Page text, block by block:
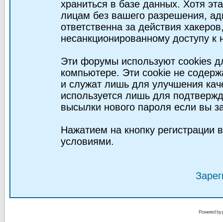
храниться в базе данных. Хотя
лицам без вашего разрешения,
ответственна за действия
несанкционированному доступу к
Эти форумы используют cookies
компьютере. Эти cookie не
и служат лишь для улучшения
используется лишь для
высылки нового пароля если вы
Нажатием на кнопку регистрации
условиями.
Powered by